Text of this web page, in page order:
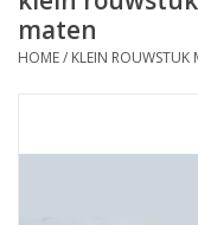
Zijden Bloemstukken
maten
HOME/ KLEIN ROUWSTUK